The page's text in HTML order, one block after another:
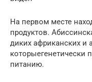
На первом месте
продуктов.
диких африканских и
которыегенетически
питанию.